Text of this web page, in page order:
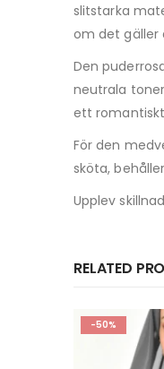
slitstarka
om det gäller
Den
neutrala
ett
För den
sköta,
Upplev
RELATED
-27%